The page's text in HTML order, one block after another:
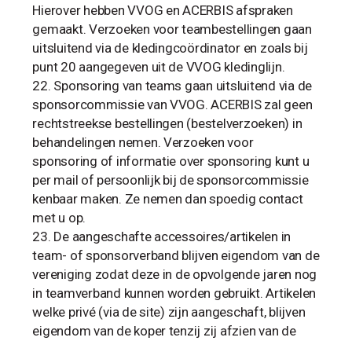
Hierover hebben VVOG en ACERBIS afspraken
gemaakt. Verzoeken voor teambestellingen gaan
uitsluitend via de kledingcoördinator en zoals bij
punt 20 aangegeven uit de VVOG kledinglijn.
Sponsoring van teams gaan uitsluitend via de
sponsorcommissie van VVOG. ACERBIS zal geen
rechtstreekse bestellingen (bestelverzoeken) in
behandelingen nemen. Verzoeken voor
sponsoring of informatie over sponsoring kunt u
per mail of persoonlijk bij de sponsorcommissie
kenbaar maken. Ze nemen dan spoedig contact
met u op.
De aangeschafte accessoires/artikelen in
team- of sponsorverband blijven eigendom van de
vereniging zodat deze in de opvolgende jaren nog
in teamverband kunnen worden gebruikt. Artikelen
welke privé (via de site) zijn aangeschaft, blijven
eigendom van de koper tenzij zij afzien van de